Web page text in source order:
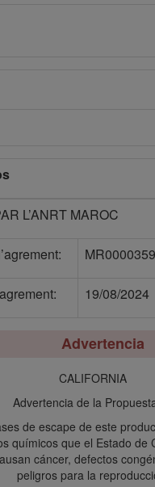
L’ANRT MAROC
19/08/2024
Advertencia
CALIFORNIA
Advertencia de la
de escape de este
químicos que el Estado de
cáncer, defectos
peligros para la